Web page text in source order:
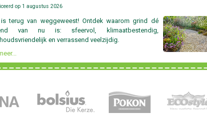
op 1 augustus 2026
is terug van weggeweest! Ontdek waarom grind dé
van nu is: sfeervol, klimaatbestendig,
en verrassend veelzijdig.